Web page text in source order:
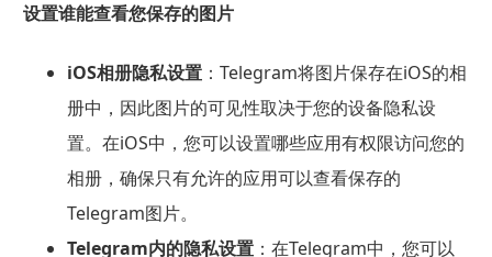
设置谁能查看您保存的图片
iOS相册隐私设置：Telegram将图片保存在iOS的相
册中，因此图片的可见性取决于您的设备隐私设
置。在iOS中，您可以设置哪些应用有权限访问您的
相册，确保只有允许的应用可以查看保存的
Telegram图片。
Telegram内的隐私设置：在Telegram中，您可以